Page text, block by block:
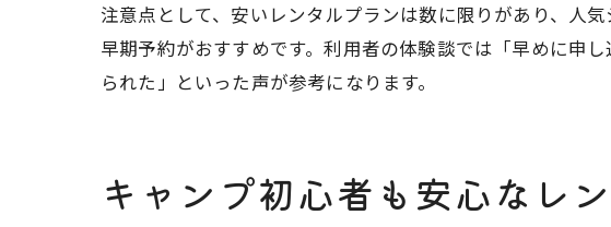
注意点として、安いレンタルプランは数に限りがあり、人
早期予約がおすすめです。利用者の体験談では「早めに申
られた」といった声が参考になります。
キャンプ初心者も安心なレ